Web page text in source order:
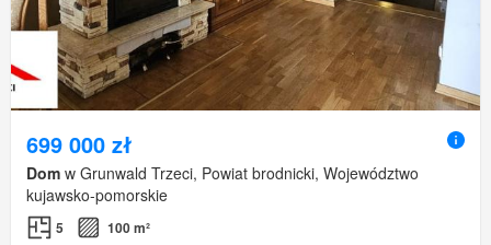
699 000 zł
Dom w Grunwald Trzeci, Powiat brodnicki, Województwo
kujawsko-pomorskie
5 100 m²